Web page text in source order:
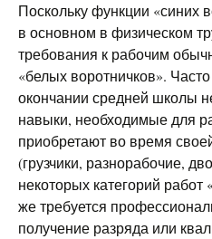
Поскольку функции «синих
в основном в физическом
требования к рабочим
«белых воротничков».
окончании средней школы
навыки, необходимые для
приобретают во время
(грузчики, разнорабочие,
некоторых категорий
же требуется
получение разряда или